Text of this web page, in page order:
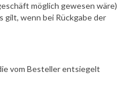
möglich gewesen wäre)
wenn bei Rückgabe der
vom Besteller entsiegelt